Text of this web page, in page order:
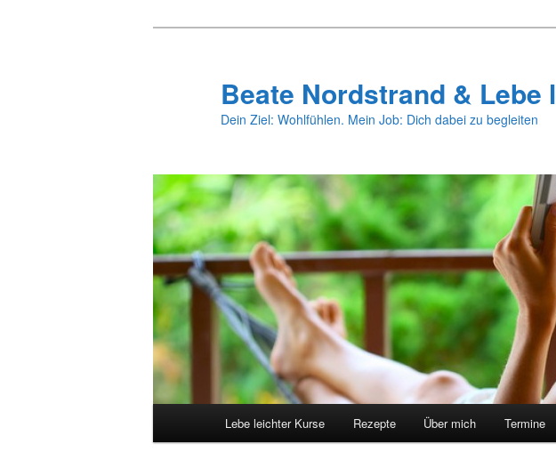
Beate Nordstrand & Lebe
Dein Ziel: Wohlfühlen. Mein Job: Dich dabei zu begleiten
Lebe leichter Kurse Rezepte Über mich Termine